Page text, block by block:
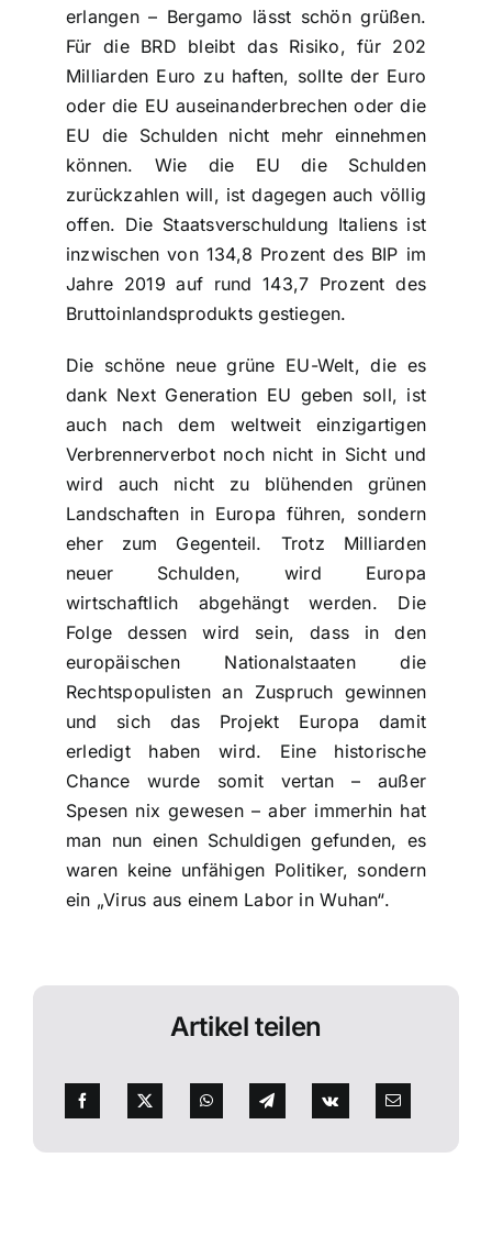
erlangen – Bergamo lässt schön grüßen.
Für die BRD bleibt das Risiko, für 202
Milliarden Euro zu haften, sollte der Euro
oder die EU auseinanderbrechen oder die
EU die Schulden nicht mehr einnehmen
können. Wie die EU die Schulden
zurückzahlen will, ist dagegen auch völlig
offen. Die Staatsverschuldung Italiens ist
inzwischen von 134,8 Prozent des BIP im
Jahre 2019 auf rund 143,7 Prozent des
Bruttoinlandsprodukts gestiegen.
Die schöne neue grüne EU-Welt, die es
dank Next Generation EU geben soll, ist
auch nach dem weltweit einzigartigen
Verbrennerverbot noch nicht in Sicht und
wird auch nicht zu blühenden grünen
Landschaften in Europa führen, sondern
eher zum Gegenteil. Trotz Milliarden
neuer Schulden, wird Europa
wirtschaftlich abgehängt werden. Die
Folge dessen wird sein, dass in den
europäischen Nationalstaaten die
Rechtspopulisten an Zuspruch gewinnen
und sich das Projekt Europa damit
erledigt haben wird. Eine historische
Chance wurde somit vertan – außer
Spesen nix gewesen – aber immerhin hat
man nun einen Schuldigen gefunden, es
waren keine unfähigen Politiker, sondern
ein „Virus aus einem Labor in Wuhan“.
Artikel teilen